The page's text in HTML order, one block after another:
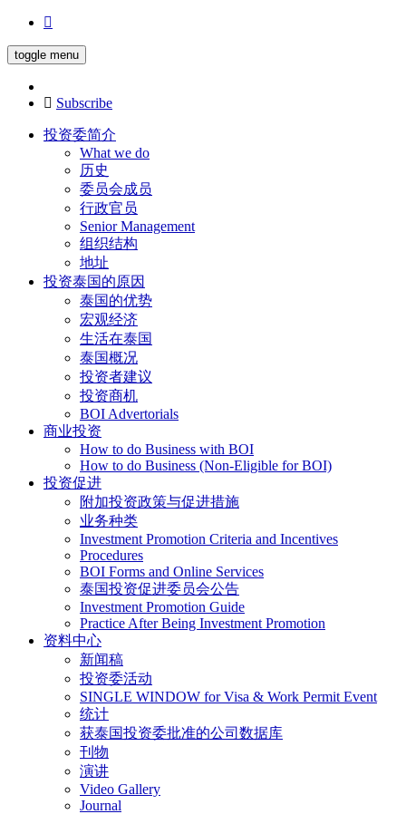
toggle menu
Subscribe
投资委简介
What we do
历史
委员会成员
行政官员
Senior Management
组织结构
地址
投资泰国的原因
泰国的优势
宏观经济
生活在泰国
泰国概况
投资者建议
投资商机
BOI Advertorials
商业投资
How to do Business with BOI
How to do Business (Non-Eligible for BOI)
投资促进
附加投资政策与促进措施
业务种类
Investment Promotion Criteria and Incentives
Procedures
BOI Forms and Online Services
泰国投资促进委员会公告
Investment Promotion Guide
Practice After Being Investment Promotion
资料中心
新闻稿
投资委活动
SINGLE WINDOW for Visa & Work Permit Event
统计
获泰国投资委批准的公司数据库
刊物
演讲
Video Gallery
Journal